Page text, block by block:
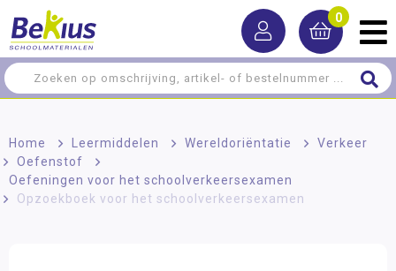
0
Home > Leermiddelen > Wereldoriëntatie > Verkeer
Oefenstof
>
Oefeningen voor het schoolverkeersexamen
Opzoekboek voor het schoolverkeersexamen